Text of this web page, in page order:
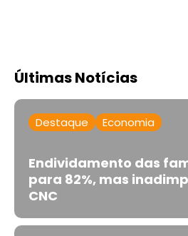
Últimas Notícias
Destaque Economia
Endividamento das
para 82%, mas
CNC